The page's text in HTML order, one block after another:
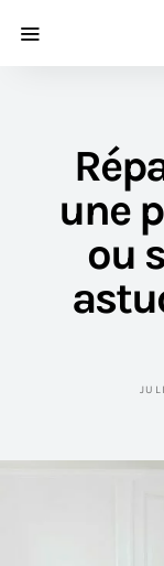
une
ou